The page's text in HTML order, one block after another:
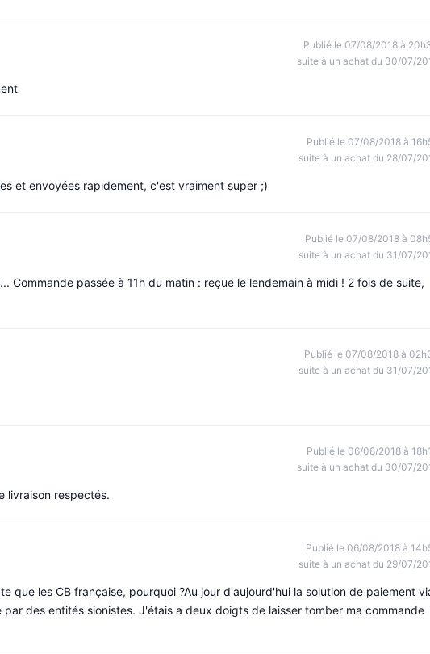
Publié le 07/08/2018 à
suite à un achat du 30/07/
Publié le 07/08/2018 à
suite à un achat du 28/07/
et envoyées rapidement, c'est vraiment super ;)
Publié le 07/08/2018 à
suite à un achat du 31/07/
Commande passée à 11h du matin : reçue le lendemain à midi ! 2 fois de suite,
Publié le 07/08/2018 à
suite à un achat du 31/07/
Publié le 06/08/2018 à
suite à un achat du 30/07/
livraison respectés.
Publié le 06/08/2018 à
suite à un achat du 29/07/
que les CB française, pourquoi ?Au jour d'aujourd'hui la solution de paiement
des entités sionistes. J'étais a deux doigts de laisser tomber ma commande